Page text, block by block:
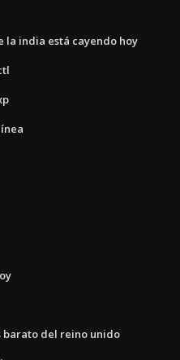
la india está cayendo hoy
barato del reino unido